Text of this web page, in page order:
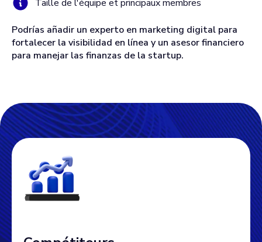
Taille de l'équipe et principaux membres
Podrías añadir un experto en marketing digital para
fortalecer la visibilidad en línea y un asesor financiero
para manejar las finanzas de la startup.